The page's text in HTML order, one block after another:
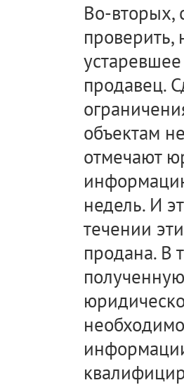
Во-вторых,
проверить,
продавец.
объектам
отмечают
недель. И
течении
продана. В